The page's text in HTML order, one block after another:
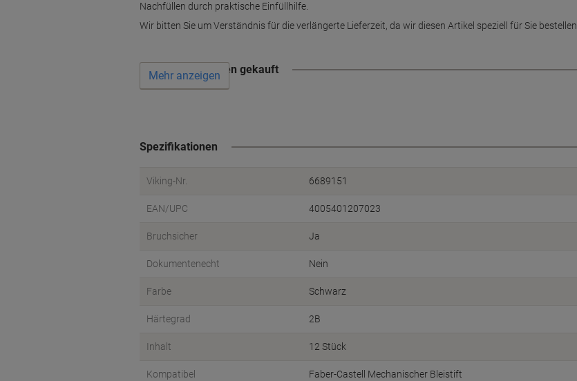
Nachfüllen durch praktische Einfüllhilfe.
Wir bitten Sie um Verständnis für die verlängerte Lieferzeit, da wir diesen Artikel speziell für Sie bestellen.
Wird oft zusammen gekauft
Mehr anzeigen
Spezifikationen
Viking-Nr. 6689151
EAN/UPC 4005401207023
Bruchsicher Ja
Dokumentenecht Nein
Farbe Schwarz
Härtegrad 2B
Inhalt 12 Stück
Kompatibel Faber-Castell Mechanischer Bleistift